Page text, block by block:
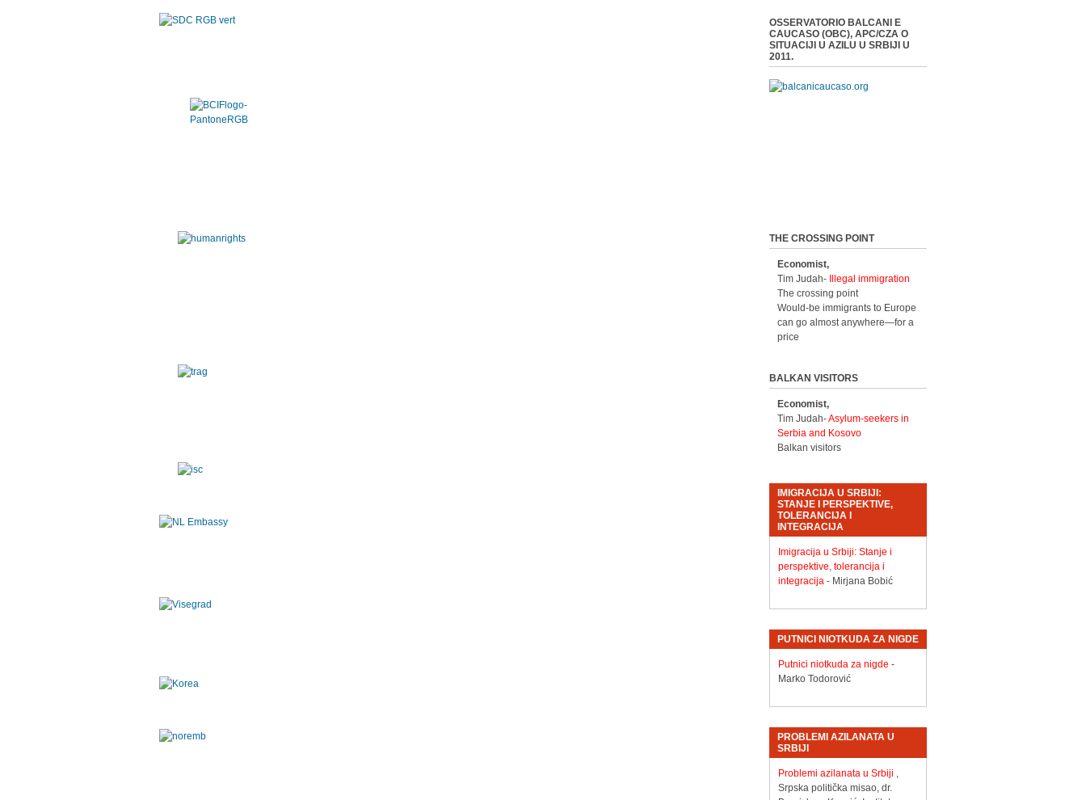
OSSERVATORIO BALCANI E
CAUCASO (OBC), APC/CZA O
SITUACIJI U AZILU U SRBIJI U
2011.
THE CROSSING POINT
Economist,
Tim Judah-
Illegal immigration
The crossing point
Would-be immigrants to Europe
can go almost anywhere—for a
price
BALKAN VISITORS
Economist,
Tim Judah-Asylum-seekers in
Serbia and Kosovo
Balkan visitors
IMIGRACIJA U SRBIJI:
STANJE I PERSPEKTIVE,
TOLERANCIJA I
INTEGRACIJA
Imigracija u Srbiji: Stanje i
perspektive, tolerancija i
integracija- Mirjana Bobić
PUTNICI NIOTKUDA ZA NIGDE
Putnici niotkuda za nigde -
Marko Todorović
PROBLEMI AZILANATA U
SRBIJI
Problemi azilanata u Srbiji ,
Srpska politička misao, dr.